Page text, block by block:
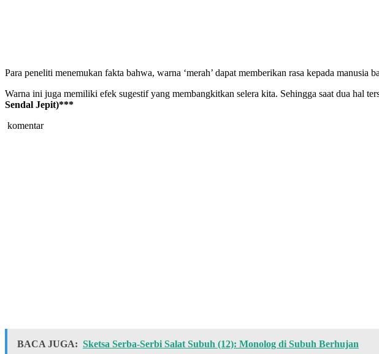
Para peneliti menemukan fakta bahwa, warna ‘merah’ dapat memberikan rasa kepada
Warna ini juga memiliki efek sugestif yang membangkitkan selera kita. Sehingga saat dua hal
Sendal Jepit)***
komentar
BACA JUGA: Sketsa Serba-Serbi Salat Subuh (12): Monolog di Subuh Berhujan